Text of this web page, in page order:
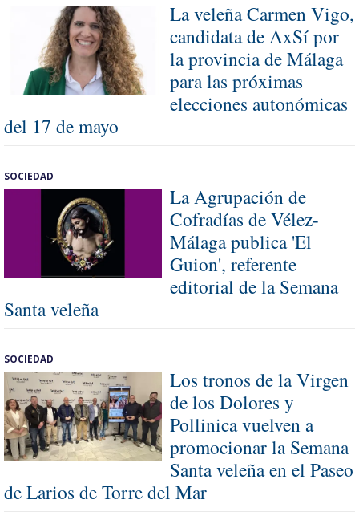
La veleña Carmen Vigo,
candidata de AxSí por
la provincia de Málaga
para las próximas
elecciones autonómicas
del 17 de mayo
SOCIEDAD
La Agrupación de
Cofradías de Vélez-
Málaga publica 'El
Guion', referente
editorial de la Semana
Santa veleña
SOCIEDAD
Los tronos de la Virgen
de los Dolores y
Pollinica vuelven a
promocionar la Semana
Santa veleña en el Paseo
de Larios de Torre del Mar